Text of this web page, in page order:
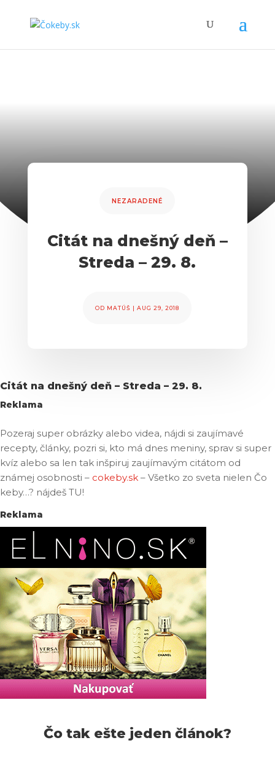
NEZARADENÉ
Citát na dnešný deň –
Streda – 29. 8.
OD MATÚŠ |AUG 29, 2018
Citát na dnešný deň – Streda – 29. 8.
Reklama
Pozeraj super obrázky alebo videa, nájdi si zaujímavé
recepty, články, pozri si, kto má dnes meniny, sprav si super
kvíz alebo sa len tak inšpiruj zaujímavým citátom od
známej osobnosti – cokeby.sk – Všetko zo sveta nielen Čo
keby…? nájdeš TU!
Reklama
Čo tak ešte jeden článok?